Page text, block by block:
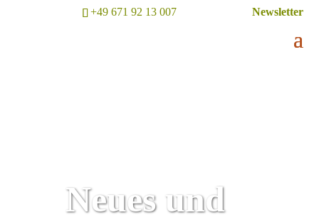
+49 671 92 13 007 Newsletter
Neues und